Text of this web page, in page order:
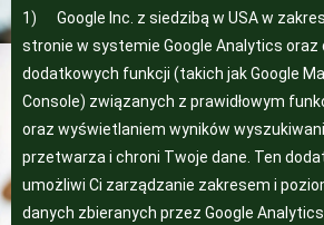
1) Google Inc. z siedzibą w USA w
stronie w systemie Google Analytics
dodatkowych funkcji (takich jak Google
Console) związanych z prawidłowym
oraz wyświetlaniem wyników
przetwarza i chroni Twoje dane. Ten
umożliwi Ci zarządzanie zakresem i
danych zbieranych przez Google